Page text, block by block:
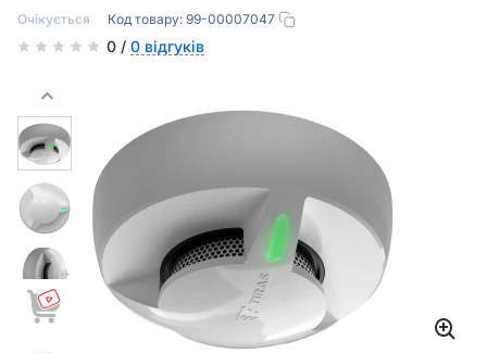
Очікується Код товару: 99-00007047
0 / 0 відгуків